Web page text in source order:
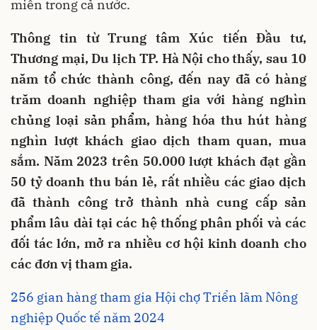
miền trong cả nước.
Thông tin từ Trung tâm Xúc tiến Đầu tư,
Thương mại, Du lịch TP. Hà Nội cho thấy, sau 10
năm tổ chức thành công, đến nay đã có hàng
trăm doanh nghiệp tham gia với hàng nghìn
chủng loại sản phẩm, hàng hóa thu hút hàng
nghìn lượt khách giao dịch tham quan, mua
sắm. Năm 2023 trên 50.000 lượt khách đạt gần
50 tỷ doanh thu bán lẻ, rất nhiều các giao dịch
đã thành công trở thành nhà cung cấp sản
phẩm lâu dài tại các hệ thống phân phối và các
đối tác lớn, mở ra nhiều cơ hội kinh doanh cho
các đơn vị tham gia.
256 gian hàng tham gia Hội chợ Triển lãm Nông
nghiệp Quốc tế năm 2024